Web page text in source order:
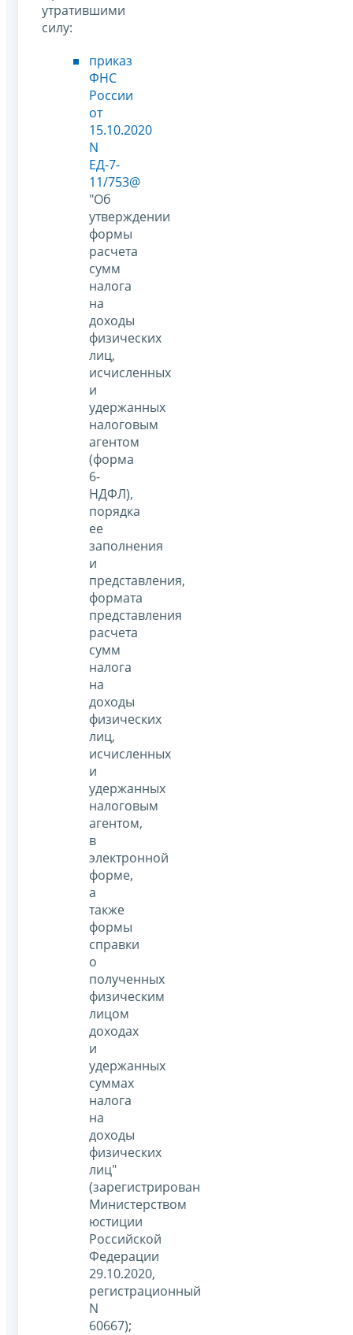
утратившими
силу:
приказ
ФНС
России
от
15.10.2020
N
ЕД-7-
11/753@
"Об
утверждении
формы
расчета
сумм
налога
на
доходы
физических
лиц,
исчисленных
и
удержанных
налоговым
агентом
(форма
6-
НДФЛ),
порядка
ее
заполнения
и
представления,
формата
представления
расчета
сумм
налога
на
доходы
физических
лиц,
исчисленных
и
удержанных
налоговым
агентом,
в
электронной
форме,
а
также
формы
справки
о
полученных
физическим
лицом
доходах
и
удержанных
суммах
налога
на
доходы
физических
лиц"
(зарегистрирован
Министерством
юстиции
Российской
Федерации
29.10.2020,
регистрационный
N
60667);